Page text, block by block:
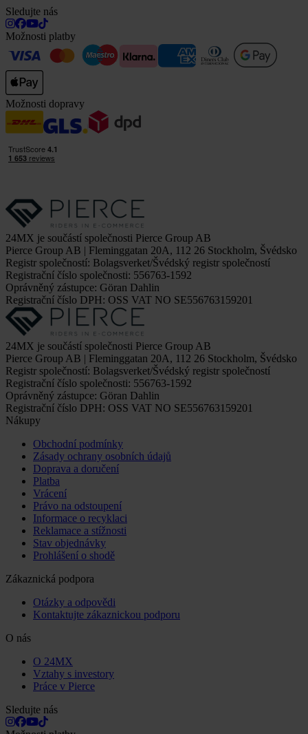
Sledujte nás
Možnosti platby
Možnosti dopravy
24MX je součástí společnosti Pierce Group AB
Pierce Group AB | Fleminggatan 20A, 112 26 Stockholm, Švédsko
Registr společností: Bolagsverket/Švédský registr společností
Registrační číslo společnosti: 556763-1592
Oprávněný zástupce: Göran Dahlin
Registrační číslo DPH: OSS VAT NO SE556763159201
24MX je součástí společnosti Pierce Group AB
Pierce Group AB | Fleminggatan 20A, 112 26 Stockholm, Švédsko
Registr společností: Bolagsverket/Švédský registr společností
Registrační číslo společnosti: 556763-1592
Oprávněný zástupce: Göran Dahlin
Registrační číslo DPH: OSS VAT NO SE556763159201
Nákupy
Obchodní podmínky
Zásady ochrany osobních údajů
Doprava a doručení
Platba
Vrácení
Právo na odstoupení
Informace o recyklaci
Reklamace a stížnosti
Stav objednávky
Prohlášení o shodě
Zákaznická podpora
Otázky a odpovědi
Kontaktujte zákaznickou podporu
O nás
O 24MX
Vztahy s investory
Práce v Pierce
Sledujte nás